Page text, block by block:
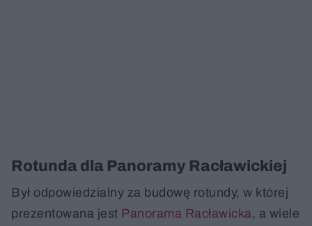
Rotunda dla Panoramy Racławickiej
Był odpowiedzialny za budowę rotundy, w której
prezentowana jest Panorama Racławicka , a wiele